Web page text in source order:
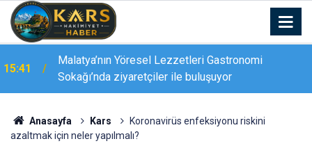
15:34
Çevre gönüllüleri Ağrı Dağı’nın zirvesinden doğa
için seslendi
Anasayfa Kars
Koronavirüs enfeksiyonu riskini
azaltmak için neler yapılmalı?